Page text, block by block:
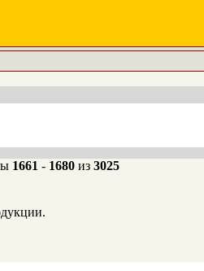
1661 - 1680из 3025